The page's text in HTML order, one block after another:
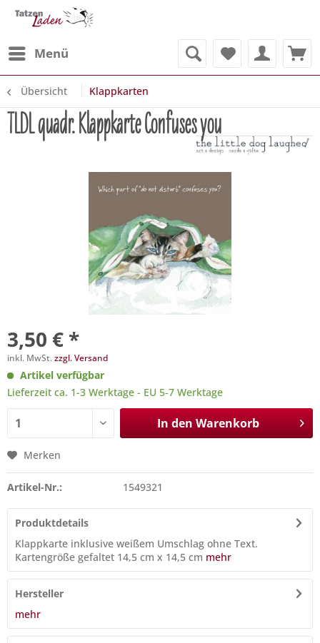
Menü
Übersicht Klappkarten
TLDL quadr. Klappkarte Confuses you
3,50 € *
inkl. MwSt.zzgl. Versand
Artikel verfügbar
Lieferzeit ca. 1-3 Werktage - EU 5-7 Werktage
In den Warenkorb
Merken
Artikel-Nr.: 1549321
Produktdetails
Klappkarte inklusive weißem Umschlag ohne Text.
Kartengröße gefaltet 14,5 cm x 14,5 cm mehr
Hersteller
mehr